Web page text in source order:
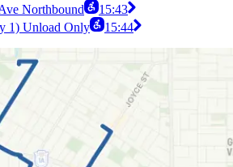
Northbound
15:43
1) Unload Only
15:44